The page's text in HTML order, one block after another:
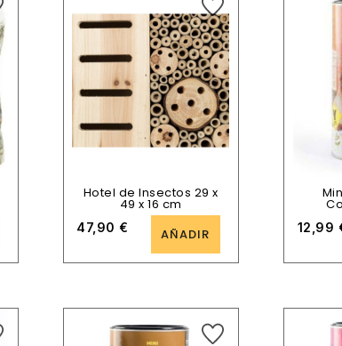
Hotel de Insectos 29 x
49 x 16 cm
47,90 € AÑADIR 12,99